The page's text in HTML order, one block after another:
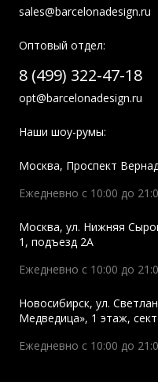
sales@barcelonadesign.ru
Оптовый отдел:
8 (499) 322-47-18
opt@barcelonadesign.ru
Наши шоу-румы:
Москва, Проспект
Ежедневно с 10:00 до
Москва, ул. Нижняя
1, подъезд 2A
Ежедневно с 10:00 до
Новосибирск, ул.
Медведица», 1 этаж,
Ежедневно с 10:00 до